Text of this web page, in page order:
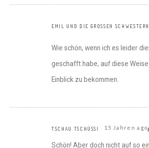
EMIL UND DIE GROSSEN SCHWESTERN
Wie schön, wenn ich es leider
geschafft habe, auf diese
Einblick zu bekommen.
TSCHAU TSCHÜSSI 15 Jahren ago
Schön! Aber doch nicht auf so